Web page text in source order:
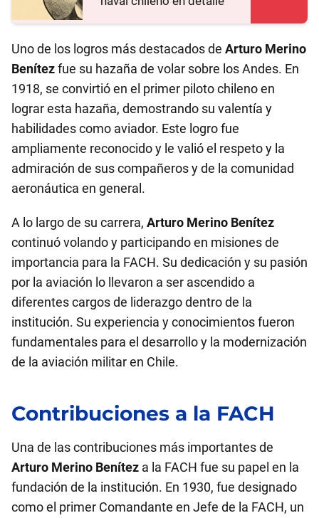
Uno de los logros más destacados de Arturo Merino
Benítezfue su hazaña de volar sobre los Andes. En
1918, se convirtió en el primer piloto chileno en
lograr esta hazaña, demostrando su valentía y
habilidades como aviador. Este logro fue
ampliamente reconocido y le valió el respeto y la
admiración de sus compañeros y de la comunidad
aeronáutica en general.
A lo largo de su carrera, Arturo Merino Benítez
continuó volando y participando en misiones de
importancia para la FACH. Su dedicación y su pasión
por la aviación lo llevaron a ser ascendido a
diferentes cargos de liderazgo dentro de la
institución. Su experiencia y conocimientos fueron
fundamentales para el desarrollo y la modernización
de la aviación militar en Chile.
Contribuciones a la FACH
Una de las contribuciones más importantes de
Arturo Merino Benítez a la FACH fue su papel en la
fundación de la institución. En 1930, fue designado
como el primer Comandante en Jefe de la FACH, un